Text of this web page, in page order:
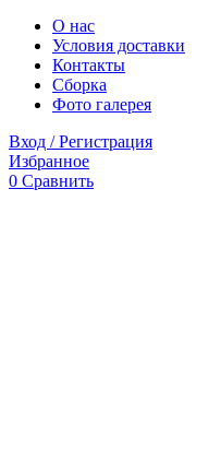
О нас
Условия доставки
Контакты
Сборка
Фото галерея
Вход / Регистрация
Избранное
0 Сравнить